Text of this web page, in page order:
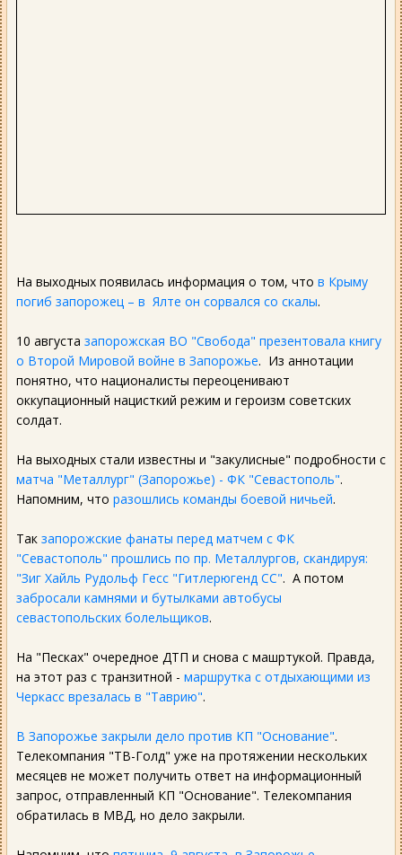
На выходных появилась информация о том, что в Крыму
погиб запорожец – в Ялте он сорвался со скалы.
10 августа запорожская ВО "Свобода" презентовала книгу
о Второй Мировой войне в Запорожье. Из аннотации
понятно, что националисты переоценивают
оккупационный нацисткий режим и героизм советских
солдат.
На выходных стали известны и "закулисные" подробности с
матча "Металлург" (Запорожье) - ФК "Севастополь".
Напомним, что разошлись команды боевой ничьей.
Так запорожские фанаты перед матчем с ФК
"Севастополь" прошлись по пр. Металлургов, скандируя:
"Зиг Хайль Рудольф Гесс "Гитлерюгенд СС". А потом
забросали камнями и бутылками автобусы
севастопольских болельщиков.
На "Песках" очередное ДТП и снова с машртукой. Правда,
на этот раз с транзитной - маршрутка с отдыхающими из
Черкасс врезалась в "Таврию".
В Запорожье закрыли дело против КП "Основание".
Телекомпания "ТВ-Голд" уже на протяжении нескольких
месяцев не может получить ответ на информационный
запрос, отправленный КП "Основание". Телекомпания
обратилась в МВД, но дело закрыли.